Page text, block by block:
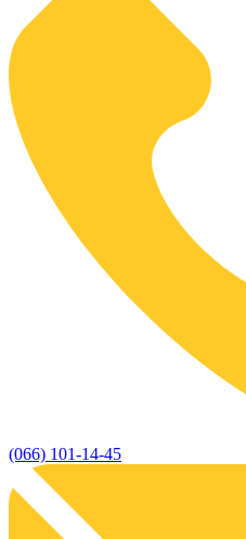
(066) 101-14-45